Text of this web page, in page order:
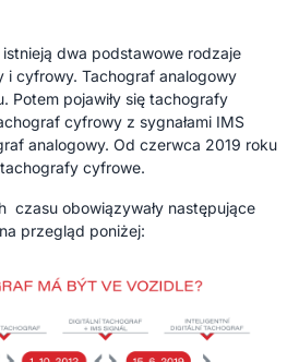
dwa podstawowe rodzaje
i cyfrowy. Tachograf analogowy
Potem pojawiły się tachografy
cyfrowy z sygnałami IMS
analogowy. Od czerwca 2019 roku
cyfrowe.
czasu obowiązywały następujące
przegląd poniżej: